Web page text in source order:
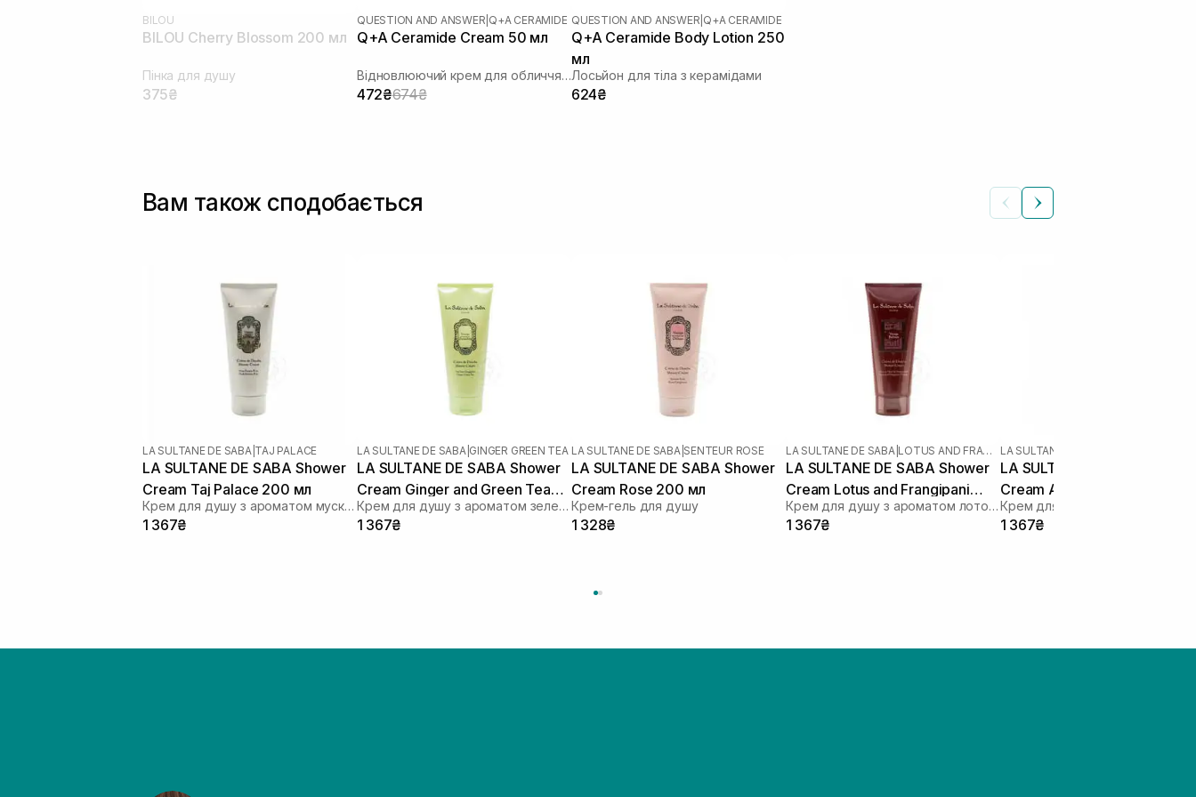
BILOU
BILOU Cherry Blossom 200 мл
Пінка для душу
375₴
QUESTION AND ANSWER Q+A CERAMIDE
Q+A Ceramide Cream 50 мл
Відновлюючий крем для обличчя з керамідами
472₴674₴
QUESTION AND ANSWER Q+A CERAMIDE
Q+A Ceramide Body Lotion 250
мл
Лосьйон для тіла з керамідами
624₴
Вам також сподобається
LA SULTANE DE SABA TAJ PALACE
LA SULTANE DE SABA Shower
Cream Taj Palace 200 мл
Крем для душу з ароматом мускусу, ладану та троянди
1 367₴
LA SULTANE DE SABA GINGER GREEN TEA
LA SULTANE DE SABA Shower
Cream Ginger and Green Tea
200 мл
Крем для душу з ароматом зеленого чаю та імбиру
1 367₴
LA SULTANE DE SABA SENTEUR ROSE
LA SULTANE DE SABA Shower
Cream Rose 200 мл
Крем-гель для душу
1 328₴
LA SULTANE DE SABA LOTUS AND FRANGIPANI FLOWERS
LA SULTANE DE SABA Shower
Cream Lotus and Frangipani
Flowers 200 мл
Крем для душу з ароматом лотосу та франжипані
1 367₴
LA SULTANE DE SABA
LA SULTANE DE SABA
Cream Ayurvedique 200 мл
1 367₴